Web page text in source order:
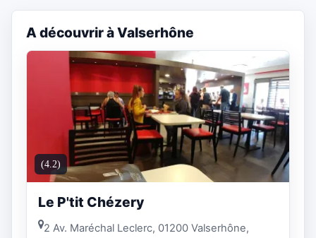
A découvrir à Valserhône
(4.2)
Le P'tit Chézery
2 Av. Maréchal Leclerc, 01200 Valserhône,